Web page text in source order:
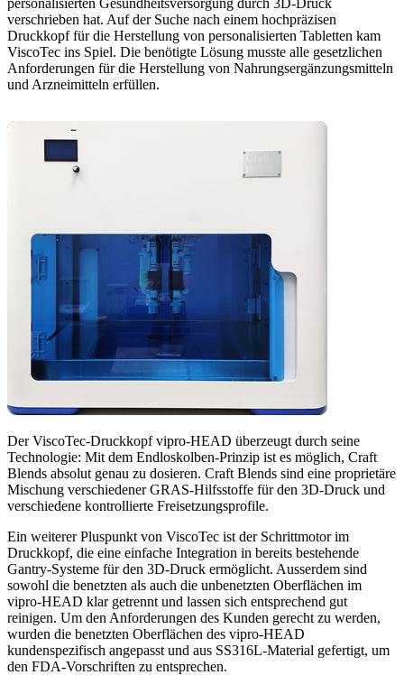
verschrieben hat. Auf der Suche nach einem hochpräzisen
Druckkopf für die Herstellung von personalisierten Tabletten kam
ViscoTec ins Spiel. Die benötigte Lösung musste alle gesetzlichen
Anforderungen für die Herstellung von Nahrungsergänzungsmitteln
und Arzneimitteln erfüllen.
Der ViscoTec-Druckkopf vipro-HEAD überzeugt durch seine
Technologie: Mit dem Endloskolben-Prinzip ist es möglich, Craft
Blends absolut genau zu dosieren. Craft Blends sind eine proprietäre
Mischung verschiedener GRAS-Hilfsstoffe für den 3D-Druck und
verschiedene kontrollierte Freisetzungsprofile.
Ein weiterer Pluspunkt von ViscoTec ist der Schrittmotor im
Druckkopf, die eine einfache Integration in bereits bestehende
Gantry-Systeme für den 3D-Druck ermöglicht. Ausserdem sind
sowohl die benetzten als auch die unbenetzten Oberflächen im
vipro-HEAD klar getrennt und lassen sich entsprechend gut
reinigen. Um den Anforderungen des Kunden gerecht zu werden,
wurden die benetzten Oberflächen des vipro-HEAD
kundenspezifisch angepasst und aus SS316L-Material gefertigt, um
den FDA-Vorschriften zu entsprechen.